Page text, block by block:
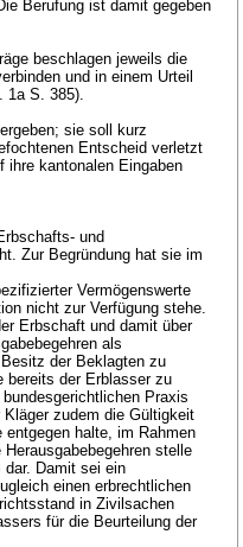
Berufung ist damit gegeben
beschlagen jeweils die
und in einem Urteil
1a S. 385).
sie soll kurz
Entscheid verletzt
ihre kantonalen Eingaben
und
Zur Begründung hat sie im
Vermögenswerte
nicht zur Verfügung stehe.
Erbschaft und damit über
als
der Beklagten zu
bereits der Erblasser zu
Praxis
Kläger zudem die Gültigkeit
halte, im Rahmen
stelle
dar. Damit sei ein
einen erbrechtlichen
in Zivilsachen
für die Beurteilung der